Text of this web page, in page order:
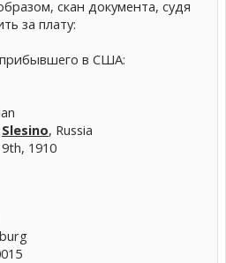
скан документа, судя
за плату:
в США:
Slesino, Russia
1910